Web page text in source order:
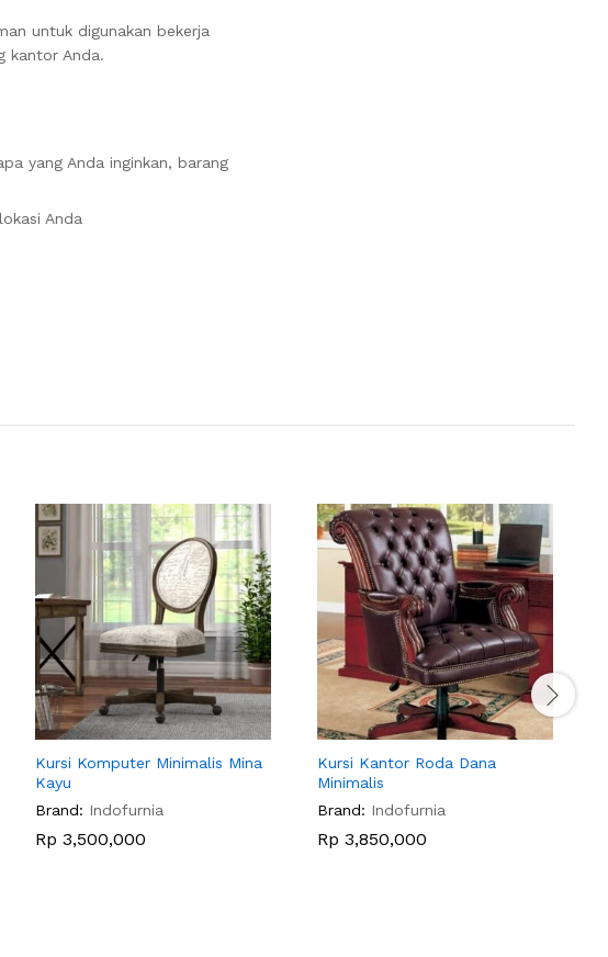
untuk digunakan bekerja
kantor Anda.
yang Anda inginkan, barang
Anda
Kursi Komputer Minimalis Mina
Kayu
Brand: Indofurnia
Rp 3,500,000
Kursi Kantor Roda Dana
Minimalis
Brand: Indofurnia
Rp 3,850,000